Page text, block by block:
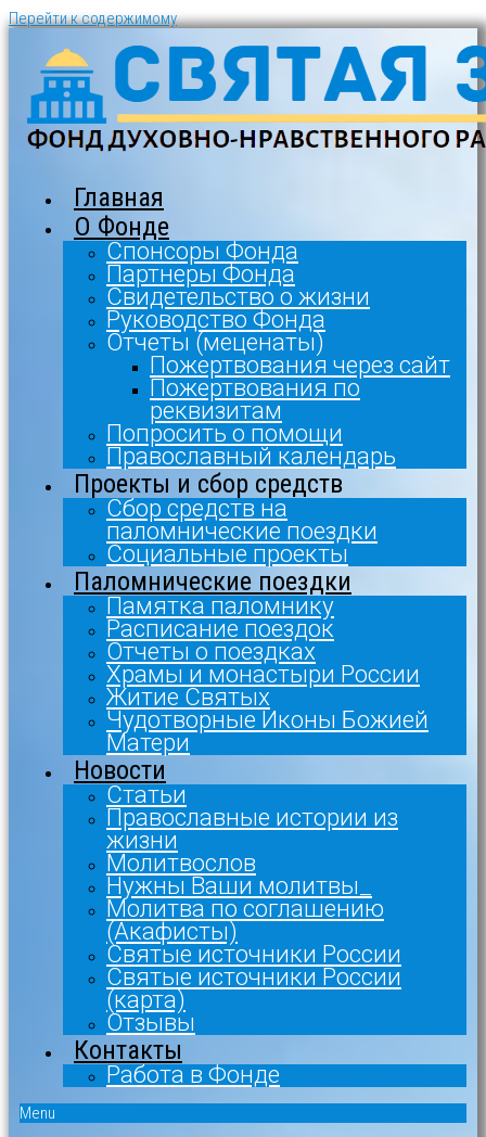
Перейти к содержимому
Главная
О Фонде
Спонсоры Фонда
Партнеры Фонда
Свидетельство о жизни
Руководство Фонда
Отчеты (меценаты)
Пожертвования через сайт
Пожертвования по
реквизитам
Попросить о помощи
Православный календарь
Проекты и сбор средств
Сбор средств на
паломнические поездки
Социальные проекты
Паломнические поездки
Памятка паломнику
Расписание поездок
Отчеты о поездках
Храмы и монастыри России
Житие Святых
Чудотворные Иконы Божией
Матери
Новости
Статьи
Православные истории из
жизни
Молитвослов
Нужны Ваши молитвы_
Молитва по соглашению
(Акафисты)
Святые источники России
Святые источники России
(карта)
Отзывы
Контакты
Работа в Фонде
Menu